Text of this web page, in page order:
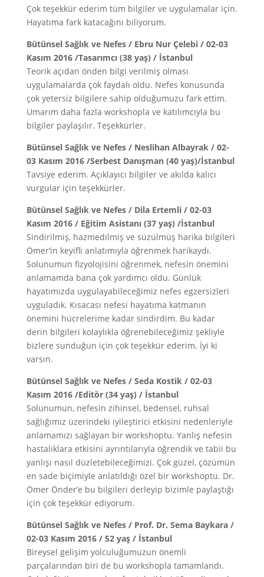
Çok teşekkür ederim tüm bilgiler ve uygulamalar için.
Hayatıma fark katacağını biliyorum.
Bütünsel Sağlık ve Nefes / Ebru Nur Çelebi / 02-03
Kasım 2016 /Tasarımcı (38 yaş) / İstanbul
Teorik açıdan önden bilgi verilmiş olması
uygulamalarda çok faydalı oldu. Nefes konusunda
çok yetersiz bilgilere sahip olduğumuzu fark ettim.
Umarım daha fazla workshopla ve katılımcıyla bu
bilgiler paylaşılır. Teşekkürler.
Bütünsel Sağlık ve Nefes / Neslihan Albayrak / 02-
03 Kasım 2016 /Serbest Danışman (40 yaş)/İstanbul
Tavsiye ederim. Açıklayıcı bilgiler ve akılda kalıcı
vurgular için teşekkürler.
Bütünsel Sağlık ve Nefes / Dila Ertemli / 02-03
Kasım 2016 / Eğitim Asistanı (37 yaş) /İstanbul
Sindirilmiş, hazmedilmiş ve süzülmüş harika bilgileri
Ömer’in keyifli anlatımıyla öğrenmek harikaydı.
Solunumun fizyolojisini öğrenmek, nefesin önemini
anlamamda bana çok yardımcı oldu. Günlük
hayatımızda uygulayabileceğimiz nefes egzersizleri
uyguladık. Kısacası nefesi hayatıma katmanın
önemini hücrelerime kadar sindirdim. Bu kadar
derin bilgileri kolaylıkla öğrenebileceğimiz şekliyle
bizlere sunduğun için çok teşekkür ederim. İyi ki
varsın.
Bütünsel Sağlık ve Nefes / Seda Kostik / 02-03
Kasım 2016 /Editör (34 yaş) / İstanbul
Solunumun, nefesin zihinsel, bedensel, ruhsal
sağlığımız üzerindeki iyileştirici etkisini nedenleriyle
anlamamızı sağlayan bir workshoptu. Yanlış nefesin
hastalıklara etkisini ayrıntılarıyla öğrendik ve tabii bu
yanlışı nasıl düzletebileceğimizi. Çok güzel, çözümün
en sade biçimiyle anlatıldığı özel bir workshoptu. Dr.
Ömer Önder’e bu bilgileri derleyip bizimle paylaştığı
için çok teşekkür ediyorum.
Bütünsel Sağlık ve Nefes / Prof. Dr. Sema Baykara /
02-03 Kasım 2016 / 52 yaş / İstanbul
Bireysel gelişim yolculuğumuzun önemli
parçalarından biri de bu workshopla tamamlandı.